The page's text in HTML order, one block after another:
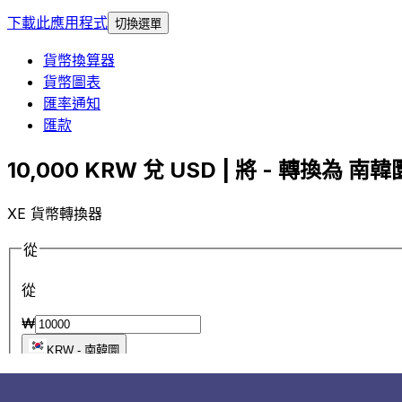
下載此應用程式 切換選單
貨幣換算器
貨幣圖表
匯率通知
匯款
10,000 KRW 兌 USD | 將 - 轉換為 南韓
XE 貨幣轉換器
從
從
₩
KRW - 南韓圜